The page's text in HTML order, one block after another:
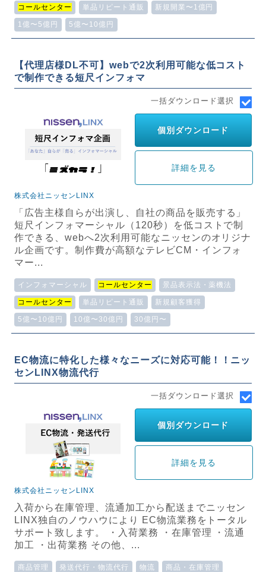
コールセンター 単品リピート通販 新規開業〜1億円
1億〜5億円 5億〜10億円
【代理店様DL不可】webで2次利用可能な低コスト
で制作できる短尺インフォマ
一括ダウンロード選択
個別ダウンロード
詳細を見る
株式会社ニッセンLINX
「広告主様自らが出演し、自社の商品を販売する」
短尺インフォマーシャル（120秒）を低コストで制
作できる、webへ2次利用可能なニッセンのオリジナ
ル企画です。制作費が高額なテレビCM・インフォ
マー...
インフォマーシャル コールセンター 景品表示法・薬機法
コールセンター 単品リピート通販 新規顧客獲得
5億〜10億円 10億〜30億円 30億円〜
EC物流に特化した様々なニーズに対応可能！！ニッ
センLINX物流代行
一括ダウンロード選択
個別ダウンロード
詳細を見る
株式会社ニッセンLINX
入荷から在庫管理、流通加工から配送までニッセン
LINX独自のノウハウにより EC物流業務をトータル
サポート致します。 ・入荷業務 ・在庫管理 ・流通
加工 ・出荷業務 その他、...
商品管理 発送代行・物流代行 物流 商品・在庫管理